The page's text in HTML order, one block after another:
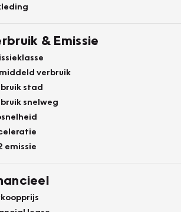
& Emissie
verbruik
stad
snelweg
emissie